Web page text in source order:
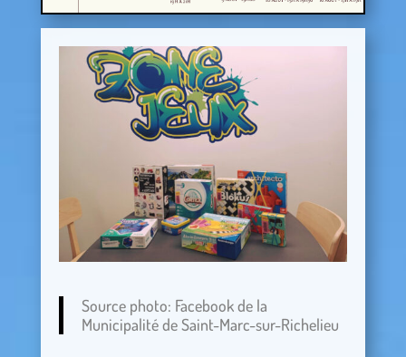
Source photo: Facebook de la
Municipalité de Saint-Marc-sur-Richelieu